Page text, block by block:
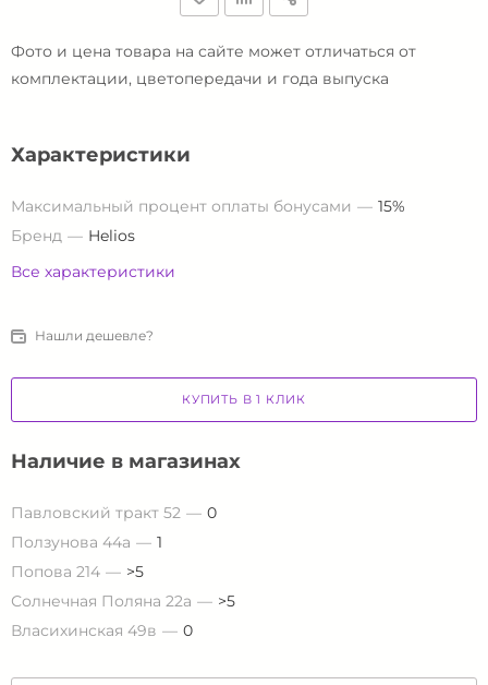
Фото и цена товара на сайте может отличаться от
комплектации, цветопередачи и года выпуска
Характеристики
Максимальный процент оплаты бонусами
15%
Бренд
Helios
Все характеристики
Нашли дешевле?
КУПИТЬ В 1 КЛИК
Наличие в магазинах
Павловский тракт 52
0
Ползунова 44а
1
Попова 214
>5
Солнечная Поляна 22а
>5
Власихинская 49в
0